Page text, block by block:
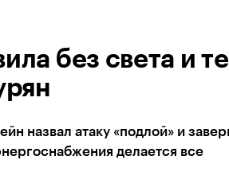
без света и
назвал атаку «подлой» и
делается все